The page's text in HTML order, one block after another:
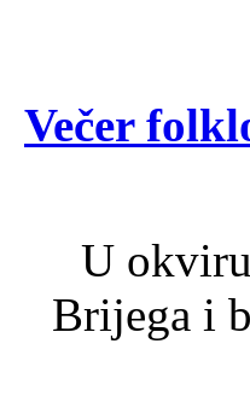
Večer
U
Brijega i